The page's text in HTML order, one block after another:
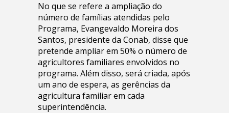
No que se refere a ampliação do
número de famílias atendidas pelo
Programa, Evangevaldo Moreira dos
Santos, presidente da Conab, disse que
pretende ampliar em 50% o número de
agricultores familiares envolvidos no
programa. Além disso, será criada, após
um ano de espera, as gerências da
agricultura familiar em cada
superintendência.